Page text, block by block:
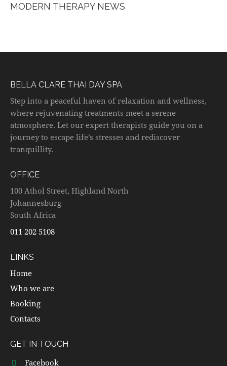
MODERN THERAPY NEWS
BELLA CLARE THAI DAY SPA
Step into a peaceful haven of relaxation and wellness,
where rejuvenating treatments meet a serene
atmosphere. Let our expert therapists guide you on a
journey to escape life’s stresses and rediscover
tranquillity.
OFFICE
100 Athol Street, Highland North
Johannesburg
South Africa
011 202 5108
LINKS
Home
Who we are
Booking
Contacts
GET IN TOUCH
Facebook